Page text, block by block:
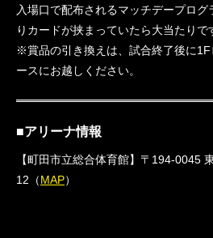
入場口で配布されるマッチデープログ
りカードが挟まっていたら大当たりで
※賞品の引き換えは、試合終了後に
ースにお越しください。
■アリーナ情報
【町田市立総合体育館】〒194-0045
12（MAP）